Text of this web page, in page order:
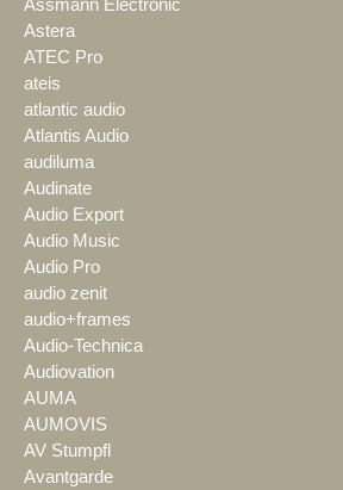
Assmann Electronic
Astera
ATEC Pro
ateis
atlantic audio
Atlantis Audio
audiluma
Audinate
Audio Export
Audio Music
Audio Pro
audio zenit
audio+frames
Audio-Technica
Audiovation
AUMA
AUMOVIS
AV Stumpfl
Avantgarde